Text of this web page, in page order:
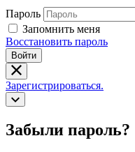
Пароль
Запомнить меня
Восстановить пароль
Войти
Зарегистрироваться.
Забыли пароль?